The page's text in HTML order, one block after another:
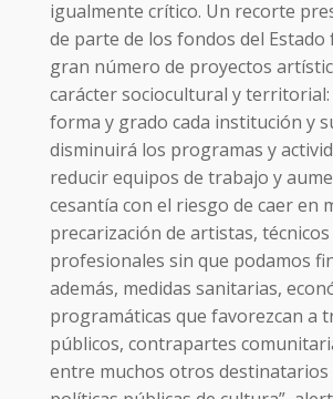
igualmente crítico. Un recorte
de parte de los fondos del
gran número de proyectos
carácter sociocultural y
forma y grado cada institución y
disminuirá los programas y
reducir equipos de trabajo y
cesantía con el riesgo de caer en
precarización de artistas, técnicos
profesionales sin que podamos
además, medidas sanitarias,
programáticas que favorezcan a
públicos, contrapartes
entre muchos otros destinatarios